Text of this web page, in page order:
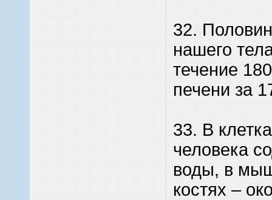
32.
нашего
течение
печени за
33. В
человека
воды, в
костях –